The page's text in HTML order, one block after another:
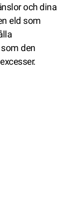
och dina
eld som
den